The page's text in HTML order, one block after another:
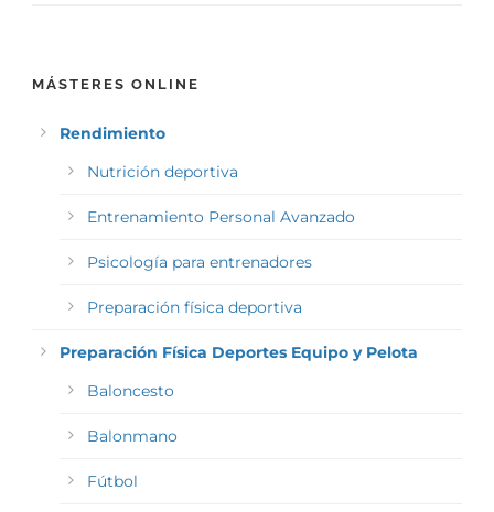
MÁSTERES ONLINE
Rendimiento
Nutrición deportiva
Entrenamiento Personal Avanzado
Psicología para entrenadores
Preparación física deportiva
Preparación Física Deportes Equipo y Pelota
Baloncesto
Balonmano
Fútbol